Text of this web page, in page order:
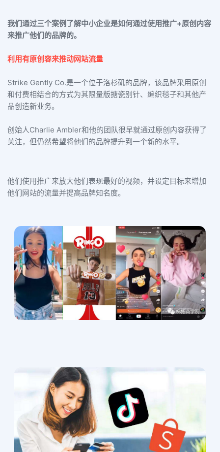
我们通过三个案例了解中小企业是如何通过使用推广+原创内容
来推广他们的品牌的。
利用有原创容来推动网站流量
Strike Gently Co.是一个位于洛杉矶的品牌，该品牌采用原创
和付费相结合的方式为其限量版搪瓷别针、编织毯子和其他产
品创造新业务。
创始人Charlie Ambler和他的团队很早就通过原创内容获得了
关注，但仍然希望将他们的品牌提升到一个新的水平。
他们使用推广来放大他们表现最好的视频，并设定目标来增加
他们网站的流量并提高品牌知名度。